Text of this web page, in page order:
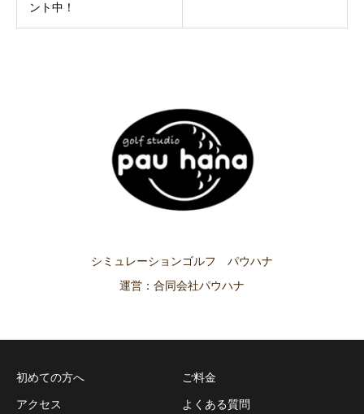
ント中！
シミュレーションゴルフ パウハナ
運営：合同会社パウハナ
初めての方へ ご料金
アクセス よくある質問